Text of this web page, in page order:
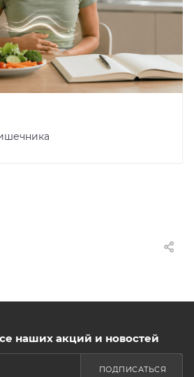
наших акций и новостей
ПОДПИСАТЬСЯ